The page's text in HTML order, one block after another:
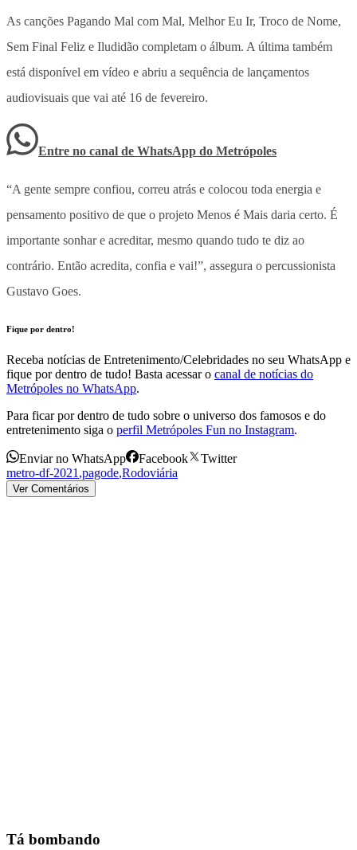
As canções Pagando Mal com Mal, Melhor Eu Ir, Troco de Nome,
Sem Final Feliz e Iludidão completam o álbum. A última também
está disponível em vídeo e abriu a sequência de lançamentos
audiovisuais que vai até 16 de fevereiro.
Entre no canal de WhatsApp do Metrópoles
“A gente sempre confiou, correu atrás e colocou toda energia e
pensamento positivo de que o projeto Menos é Mais daria certo. É
importante sonhar e acreditar, mesmo quando tudo te diz ao
contrário. Então acredita, confia e vai!”, assegura o percussionista
Gustavo Goes.
Fique por dentro!
Receba notícias de Entretenimento/Celebridades no seu WhatsApp e
fique por dentro de tudo! Basta acessar o canal de notícias do
Metrópoles no WhatsApp.
Para ficar por dentro de tudo sobre o universo dos famosos e do
entretenimento siga o perfil Metrópoles Fun no Instagram.
Enviar no WhatsApp Facebook
Twitter
metro-df-2021,pagode,Rodoviária
Ver Comentários
Tá bombando